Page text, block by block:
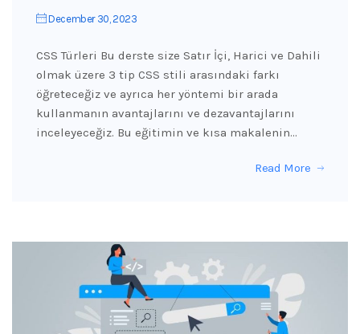
December 30, 2023
CSS Türleri Bu derste size Satır İçi, Harici ve Dahili
olmak üzere 3 tip CSS stili arasındaki farkı
öğreteceğiz ve ayrıca her yöntemi bir arada
kullanmanın avantajlarını ve dezavantajlarını
inceleyeceğiz. Bu eğitimin ve kısa makalenin…
Read More